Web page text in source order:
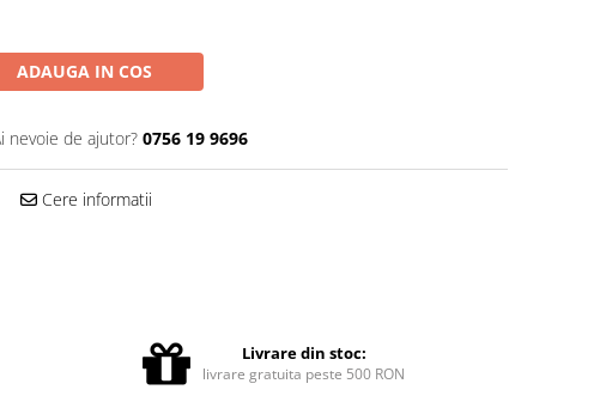
ADAUGA IN COS
nevoie de ajutor? 0756 19 9696
Cere informatii
Livrare din stoc:
livrare gratuita peste 500 RON